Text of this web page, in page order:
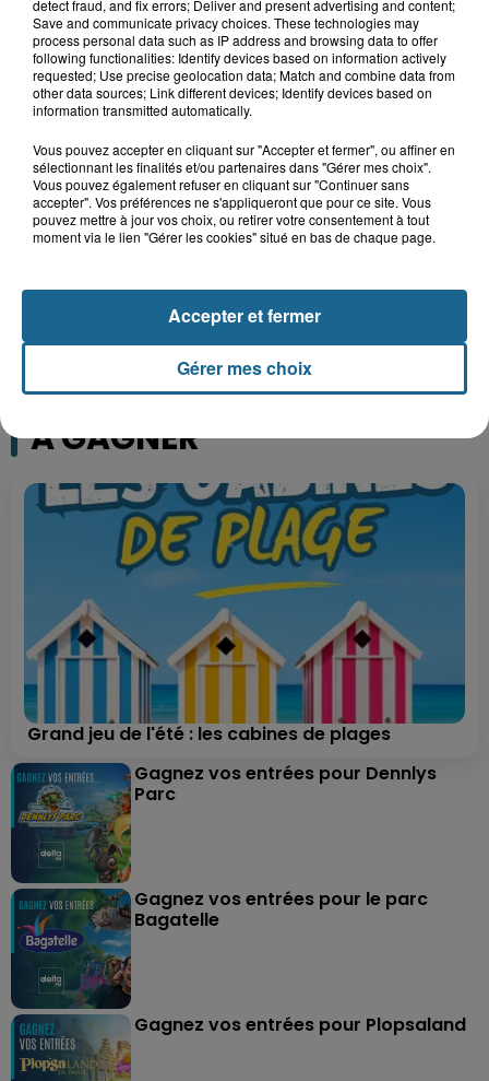
11h19
Valérie, 46 ans, portée disparue
depuis mardi à Dunkerque, sa...
10h57
Foot : on ne veut pas parler de
maintien à Dunkerque
A GAGNER
Grand jeu de l'été : les cabines de plages
Gagnez vos entrées pour Dennlys
Parc
Gagnez vos entrées pour le parc
Bagatelle
Gagnez vos entrées pour Plopsaland
detect fraud, and fix errors; Deliver and present advertising and content;
Save and communicate privacy choices. These technologies may
process personal data such as IP address and browsing data to offer
following functionalities: Identify devices based on information actively
requested; Use precise geolocation data; Match and combine data from
other data sources; Link different devices; Identify devices based on
information transmitted automatically.
Vous pouvez accepter en cliquant sur "Accepter et fermer", ou affiner en
sélectionnant les finalités et/ou partenaires dans "Gérer mes choix".
Vous pouvez également refuser en cliquant sur "Continuer sans
accepter". Vos préférences ne s'appliqueront que pour ce site. Vous
pouvez mettre à jour vos choix, ou retirer votre consentement à tout
moment via le lien "Gérer les cookies" situé en bas de chaque page.
Gérer mes choix
Accepter et fermer